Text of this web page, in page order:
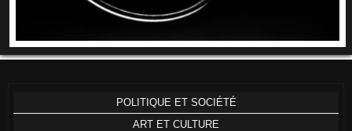
POLITIQUE ET SOCIÉTÉ
ART ET CULTURE